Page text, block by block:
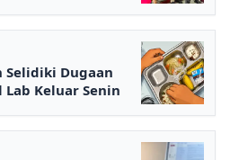
Selidiki Dugaan
Lab Keluar Senin